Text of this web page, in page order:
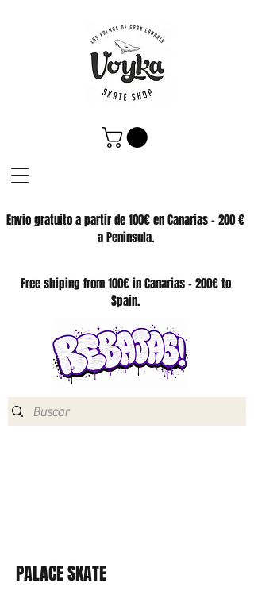
Envio gratuito a partir de 100€ en Canarias - 200 €
a Peninsula.
SKATE SHOP
Free shiping from 100€ in Canarias - 200€ to
Spain.
PALACE SKATE